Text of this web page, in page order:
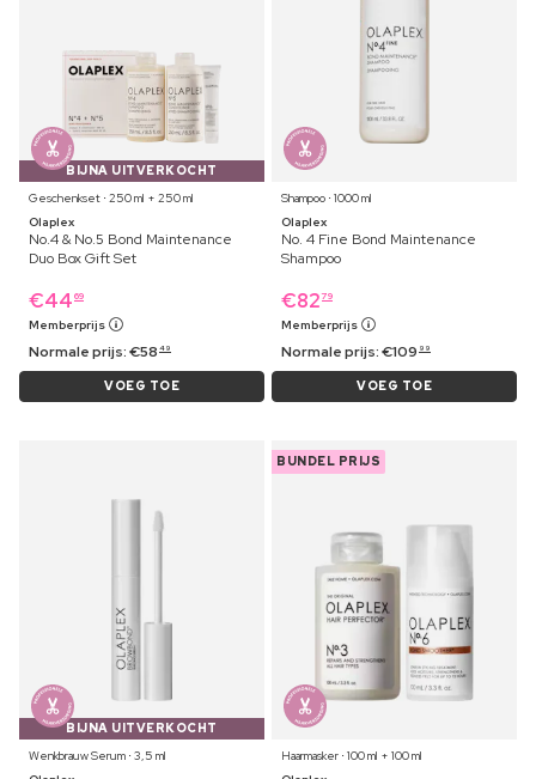
BIJNA UITVERKOCHT
Geschenkset ⋅ 250 ml + 250 ml
Olaplex
No.4 & No.5 Bond Maintenance
Duo Box Gift Set
€44 69
Memberprijs
Normale prijs:€58 49
VOEG TOE
Shampoo ⋅ 1000 ml
Olaplex
No. 4 Fine Bond Maintenance
Shampoo
€82 79
Memberprijs
Normale prijs:€109 99
VOEG TOE
BIJNA UITVERKOCHT
Wenkbrauw Serum ⋅ 3,5 ml
BUNDEL PRIJS
Haarmasker ⋅ 100 ml + 100 ml